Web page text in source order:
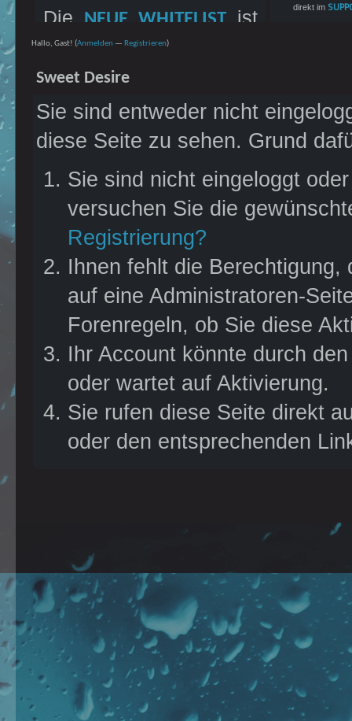
EROTIK-RPGmit einem
FSK18-RATINGund
bespielen das
Sydney, Australien.
Dem Land, wo alles
versucht euch zu
fressen. Alles? Mhmm...
findet es heraus. Oder
habt ihr Schiss?
Jedenfalls seht ihr nicht
so aus. Zeigt uns, das
wir uns da nicht geirrt
haben. Schaut euch in
Ruhe um, stöbert durch
die einzelnen Threads
und bei Fragen könnt ihr
euch jederzeit gern an
Die NEUE WHITELISTist
erschienen! Bitte meldet
euch dort, wenn ihr mit
bleiben möchtet. Es
wurden PNs an die
Hauptaccounts
versendet.
direkt im
Hallo, Gast! (Anmelden — Registrieren)
Sweet Desire
Sie sind entweder nicht
diese Seite zu sehen. Grund
Sie sind nicht eingeloggt
versuchen Sie die
Registrierung?
Ihnen fehlt die
auf eine Administratoren-
Forenregeln, ob Sie diese
Ihr Account könnte durch
oder wartet auf Aktivierung.
Sie rufen diese Seite direkt
oder den entsprechenden